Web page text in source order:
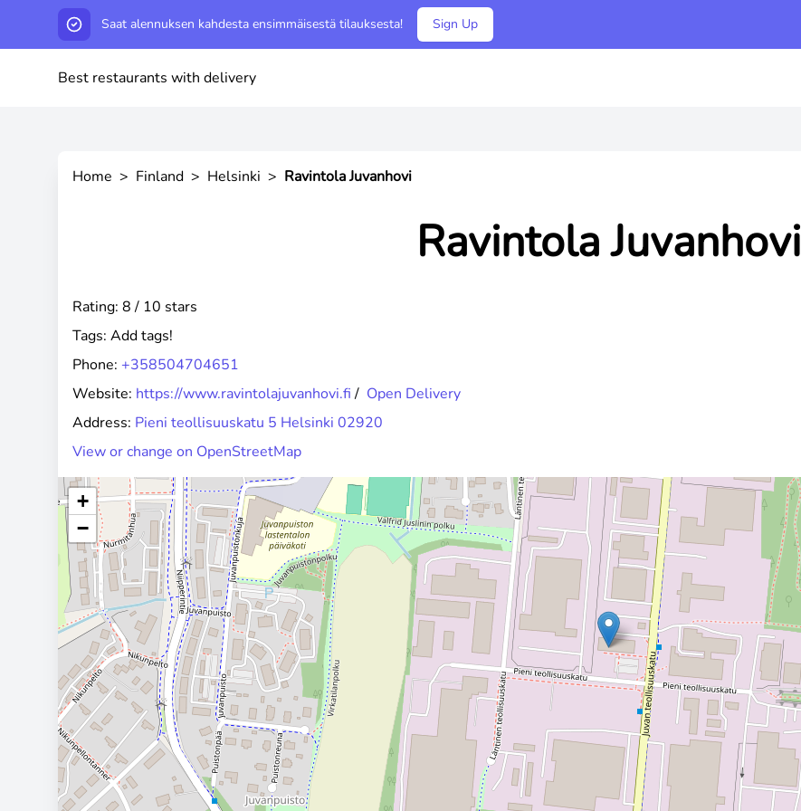
Saat alennuksen kahdesta ensimmäisestä tilauksesta! Sign Up
Best restaurants with delivery
Home > Finland > Helsinki > Ravintola Juvanhovi
Ravintola Juvanhovi
Rating: 8 / 10 stars
Tags: Add tags!
Phone: +358504704651
Website: https://www.ravintolajuvanhovi.fi/ Open Delivery
Address: Pieni teollisuuskatu 5 Helsinki 02920
View or change on OpenStreetMap
+
−